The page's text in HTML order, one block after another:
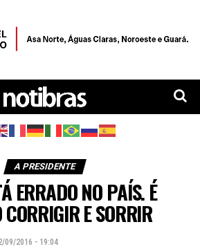
A PRESIDENTE
ERRADO NO PAÍS. É
CORRIGIR E SORRIR
09/2016 - 19:04